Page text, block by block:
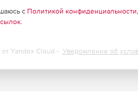
с Политикой конфиденциальности
.
Yandex Cloud - Уведомление об